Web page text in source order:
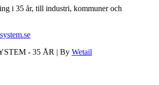
i 35 år, till industri, kommuner och
- 35 ÅR | By Wetail